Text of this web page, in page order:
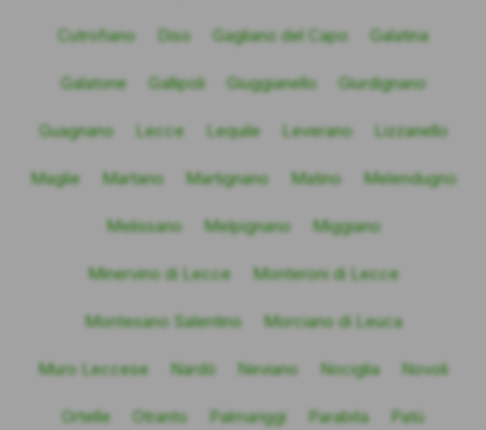
Cutrofiano Diso Gagliano del Capo Galatina
Galatone Gallipoli Giuggianello Giurdignano
Guagnano Lecce Lequile Leverano Lizzanello
Maglie Martano Martignano Matino Melendugno
Melissano Melpignano Miggiano
Minervino di Lecce Monteroni di Lecce
Montesano Salentino Morciano di Leuca
Muro Leccese Nardò Neviano Nociglia Novoli
Ortelle Otranto Palmariggi Parabita Patù